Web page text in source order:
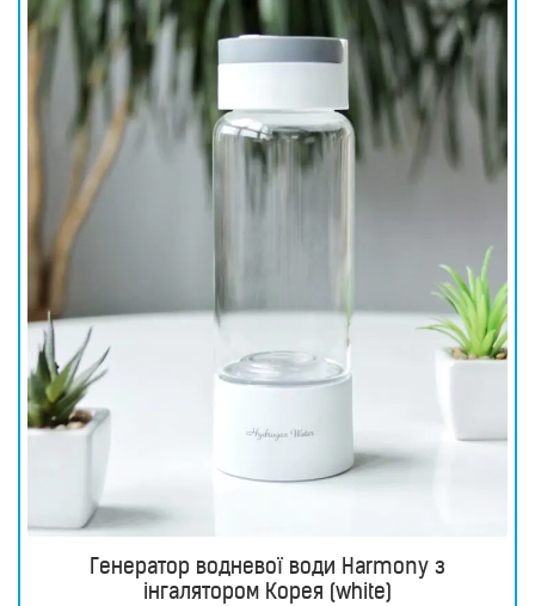
Генератор водневої води Harmony з
інгалятором Корея (white)